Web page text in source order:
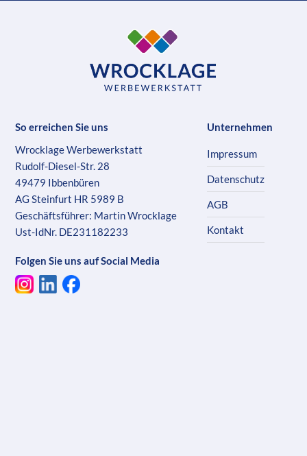
So erreichen Sie uns
Wrocklage Werbewerkstatt
Rudolf-Diesel-Str. 28
49479 Ibbenbüren
AG Steinfurt HR 5989 B
Geschäftsführer: Martin Wrocklage
Ust-IdNr. DE231182233
Folgen Sie uns auf Social Media
Unternehmen
Impressum
Datenschutz
AGB
Kontakt